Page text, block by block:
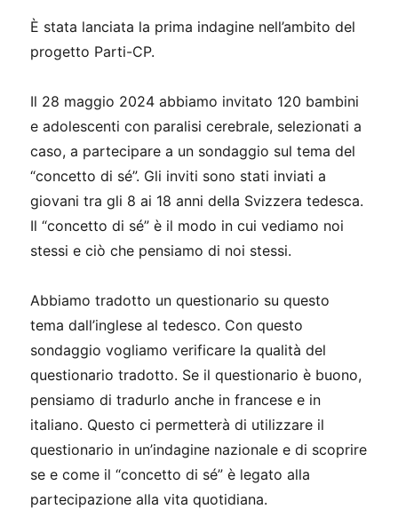
È stata lanciata la prima indagine nell’ambito del
progetto Parti-CP.
Il 28 maggio 2024 abbiamo invitato 120 bambini
e adolescenti con paralisi cerebrale, selezionati a
caso, a partecipare a un sondaggio sul tema del
“concetto di sé”. Gli inviti sono stati inviati a
giovani tra gli 8 ai 18 anni della Svizzera tedesca.
Il “concetto di sé” è il modo in cui vediamo noi
stessi e ciò che pensiamo di noi stessi.
Abbiamo tradotto un questionario su questo
tema dall’inglese al tedesco. Con questo
sondaggio vogliamo verificare la qualità del
questionario tradotto. Se il questionario è buono,
pensiamo di tradurlo anche in francese e in
italiano. Questo ci permetterà di utilizzare il
questionario in un’indagine nazionale e di scoprire
se e come il “concetto di sé” è legato alla
partecipazione alla vita quotidiana.